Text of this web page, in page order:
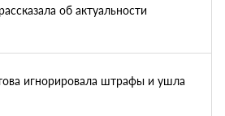
об актуальности
игнорировала штрафы и ушла